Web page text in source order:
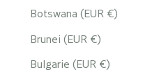
Botswana (EUR €)
Brunei (EUR €)
Bulgarie (EUR €)